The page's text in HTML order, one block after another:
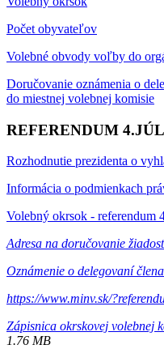
Počet obyvateľov
Volebné obvody voľby do
Doručovanie oznámenia o
do miestnej volebnej komisie
REFERENDUM
Rozhodnutie prezidenta o
Informácia o podmienkach
Volebný okrsok - referendum
Adresa na doručovanie
Oznámenie o delegovaní
https://www.minv.sk/
Zápisnica okrskovej volebnej
1.76 MB